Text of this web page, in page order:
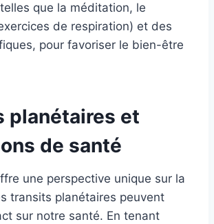
que la méditation, le
de respiration) et des
pour favoriser le bien-être
planétaires et
de santé
une perspective unique sur la
transits planétaires peuvent
sur notre santé. En tenant